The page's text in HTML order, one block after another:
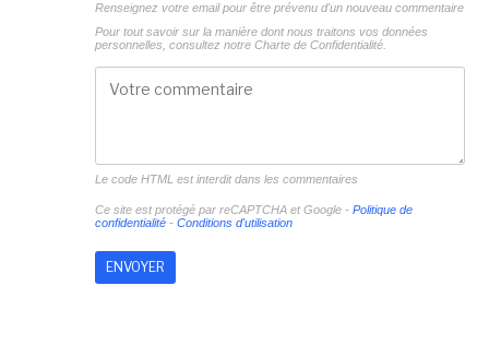
Renseignez votre email pour être prévenu d'un nouveau commentaire
Pour tout savoir sur la manière dont nous traitons vos données
personnelles, consultez notre Charte de Confidentialité.
Le code HTML est interdit dans les commentaires
Ce site est protégé par reCAPTCHA et Google - Politique de
confidentialité- Conditions d'utilisation